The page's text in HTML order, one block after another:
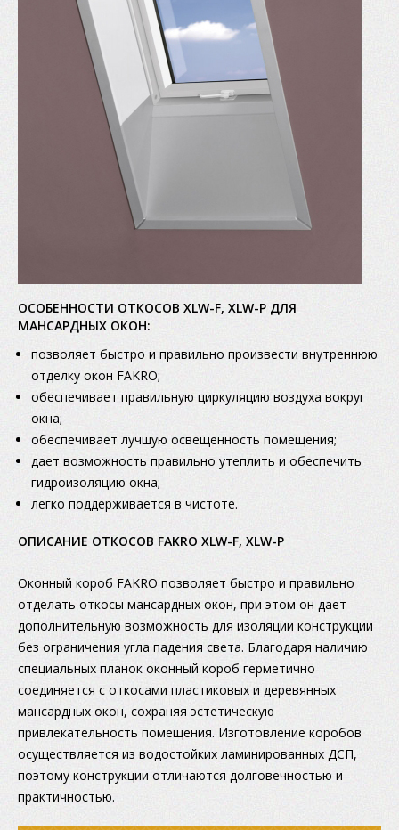
ОСОБЕННОСТИ ОТКОСОВ XLW-F, XLW-P ДЛЯ
МАНСАРДНЫХ ОКОН:
позволяет быстро и правильно произвести внутреннюю
отделку окон FAKRO;
обеспечивает правильную циркуляцию воздуха вокруг
окна;
обеспечивает лучшую освещенность помещения;
дает возможность правильно утеплить и обеспечить
гидроизоляцию окна;
легко поддерживается в чистоте.
ОПИСАНИЕ ОТКОСОВ FAKRO XLW-F, XLW-P
Оконный короб FAKRO позволяет быстро и правильно
отделать откосы мансардных окон, при этом он дает
дополнительную возможность для изоляции конструкции
без ограничения угла падения света. Благодаря наличию
специальных планок оконный короб герметично
соединяется с откосами пластиковых и деревянных
мансардных окон, сохраняя эстетическую
привлекательность помещения. Изготовление коробов
осуществляется из водостойких ламинированных ДСП,
поэтому конструкции отличаются долговечностью и
практичностью.